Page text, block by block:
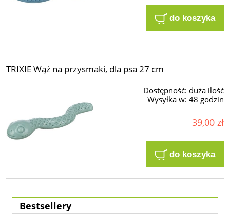
do koszyka
TRIXIE Wąż na przysmaki, dla psa 27 cm
Dostępność: duża ilość
Wysyłka w: 48 godzin
39,00 zł
do koszyka
Bestsellery